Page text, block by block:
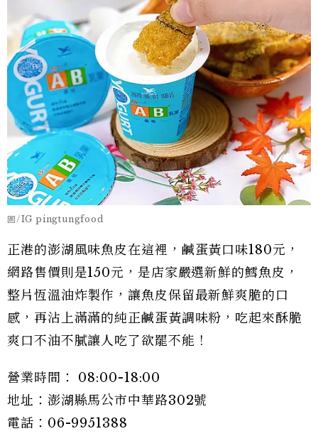
圖/IG pingtungfood
正港的澎湖風味魚皮在這裡，鹹蛋黃口味180元，
網路售價則是150元，是店家嚴選新鮮的鱈魚皮，
整片恆溫油炸製作，讓魚皮保留最新鮮爽脆的口
感，再沾上滿滿的純正鹹蛋黃調味粉，吃起來酥脆
爽口不油不膩讓人吃了欲罷不能！
營業時間： 08:00-18:00
地址：澎湖縣馬公市中華路302號
電話：06-9951388